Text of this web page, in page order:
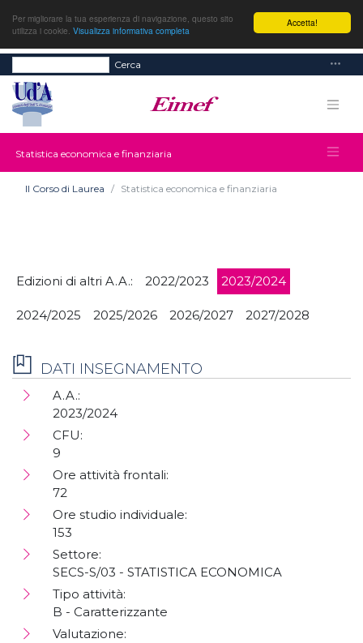
Accetta!
Per migliorare la tua esperienza di navigazione, questo sito
utilizza i cookie. Visualizza informativa completa
Cerca
Statistica economica e finanziaria
Il Corso di Laurea Statistica economica e finanziaria
Edizioni di altri A.A.: 2022/2023 2023/2024
2024/2025 2025/2026 2026/2027 2027/2028
DATI INSEGNAMENTO
A.A.:
2023/2024
CFU:
9
Ore attività frontali:
72
Ore studio individuale:
153
Settore:
SECS-S/03 - STATISTICA ECONOMICA
Tipo attività:
B - Caratterizzante
Valutazione: